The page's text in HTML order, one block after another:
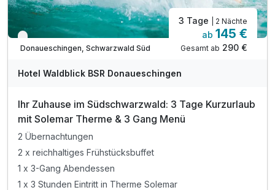
Verfügbar bis Dezember
Donaueschingen, Schwarzwald Süd
3 Tage | 2 Nächte
ab 145 €
Gesamt ab 290 €
Hotel Waldblick BSR Donaueschingen
Ihr Zuhause im Südschwarzwald: 3 Tage Kurzurlaub
mit Solemar Therme & 3 Gang Menü
2 Übernachtungen
2 x reichhaltiges Frühstücksbuffet
1 x 3-Gang Abendessen
1 x 3 Stunden Eintritt in Therme Solemar